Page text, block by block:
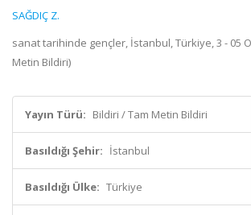
SAĞDIÇ Z.
sanat tarihinde gençler, İstanbul, Türkiye, 3 - 05
Metin Bildiri)
Yayın Türü: Bildiri / Tam Metin Bildiri
Basıldığı Şehir: İstanbul
Basıldığı Ülke: Türkiye